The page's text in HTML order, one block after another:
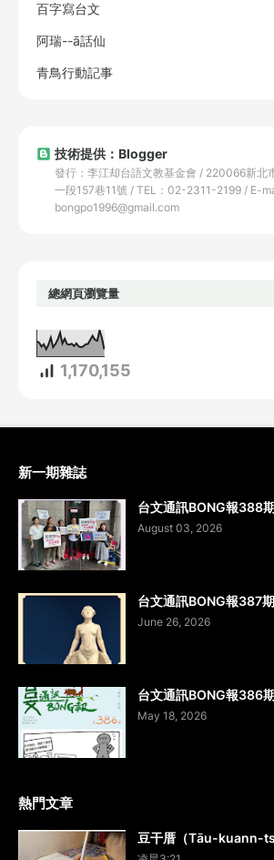
百字寫台文
阿瑞--ā話仙
青鳥行動記事
技術提供：Blogger
發行：李江却台語文教基金會 / 220066新北
一段157巷11號 / TEL：02-2311-2199 / E-
bongpo1996@gmail.com
總網頁瀏覽量
1,170,155
新一期雜誌
台文通訊BONG報388
August 03, 2026
台文通訊BONG報387期
June 26, 2026
台文通訊BONG報386
May 18, 2026
熱門文章
豆干厝（Tāu-kuann-